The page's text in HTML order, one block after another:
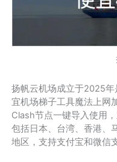
扬帆云机场成立于2025
宜机场梯子工具魔法上网
Clash节点一键导入使用
包括日本、台湾、香港、
地区，支持支付宝和微信